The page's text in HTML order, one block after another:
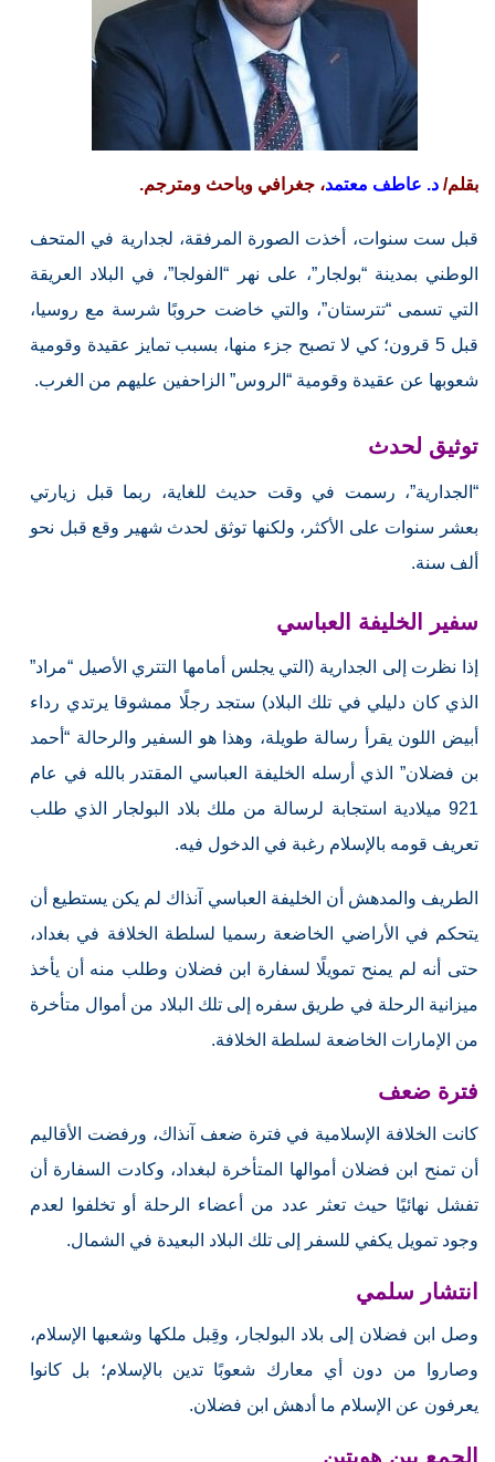
بقلم/ د. عاطف معتمد، جغرافي وباحث ومترجم.
قبل ست سنوات، أخذت الصورة المرفقة، لجدارية في المتحف
الوطني بمدينة “بولجار”، على نهر “الفولجا”، في البلاد العريقة
التي تسمى “تترستان”، والتي خاضت حروبًا شرسة مع روسيا،
قبل 5 قرون؛ كي لا تصبح جزء منها، بسبب تمايز عقيدة وقومية
شعوبها عن عقيدة وقومية “الروس” الزاحفين عليهم من الغرب.
توثيق لحدث
“الجدارية”، رسمت في وقت حديث للغاية، ربما قبل زيارتي
بعشر سنوات على الأكثر، ولكنها توثق لحدث شهير وقع قبل نحو
ألف سنة.
سفير الخليفة العباسي
إذا نظرت إلى الجدارية (التي يجلس أمامها التتري الأصيل “مراد”
الذي كان دليلي في تلك البلاد) ستجد رجلًا ممشوقا يرتدي رداء
أبيض اللون يقرأ رسالة طويلة، وهذا هو السفير والرحالة “أحمد
بن فضلان” الذي أرسله الخليفة العباسي المقتدر بالله في عام
921 ميلادية استجابة لرسالة من ملك بلاد البولجار الذي طلب
تعريف قومه بالإسلام رغبة في الدخول فيه.
الطريف والمدهش أن الخليفة العباسي آنذاك لم يكن يستطيع أن
يتحكم في الأراضي الخاضعة رسميا لسلطة الخلافة في بغداد،
حتى أنه لم يمنح تمويلًا لسفارة ابن فضلان وطلب منه أن يأخذ
ميزانية الرحلة في طريق سفره إلى تلك البلاد من أموال متأخرة
من الإمارات الخاضعة لسلطة الخلافة.
فترة ضعف
كانت الخلافة الإسلامية في فترة ضعف آنذاك، ورفضت الأقاليم
أن تمنح ابن فضلان أموالها المتأخرة لبغداد، وكادت السفارة أن
تفشل نهائيًا حيث تعثر عدد من أعضاء الرحلة أو تخلفوا لعدم
وجود تمويل يكفي للسفر إلى تلك البلاد البعيدة في الشمال.
انتشار سلمي
وصل ابن فضلان إلى بلاد البولجار، وقِبل ملكها وشعبها الإسلام،
وصاروا من دون أي معارك شعوبًا تدين بالإسلام؛ بل كانوا
يعرفون عن الإسلام ما أدهش ابن فضلان.
الجمع بين هويتين